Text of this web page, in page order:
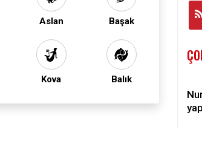
Aslan Başak
Kova Balık